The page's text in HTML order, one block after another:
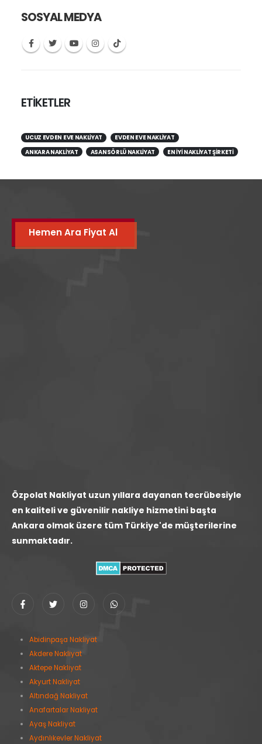
SOSYAL MEDYA
ETİKETLER
UCUZ EVDEN EVE NAKLIYAT
EVDEN EVE NAKLIYAT
ANKARA NAKLIYAT
ASANSÖRLÜ NAKLIYAT EN IYI NAKLIYAT ŞIRKETI
Hemen Ara Fiyat Al
Özpolat Nakliyat uzun yıllara dayanan tecrübesiyle
en kaliteli ve güvenilir nakliye hizmetini başta
Ankara olmak üzere tüm Türkiye'de müşterilerine
sunmaktadır.
Abidinpaşa Nakliyat
Akdere Nakliyat
Aktepe Nakliyat
Akyurt Nakliyat
Altındağ Nakliyat
Anafartalar Nakliyat
Ayaş Nakliyat
Aydınlıkevler Nakliyat